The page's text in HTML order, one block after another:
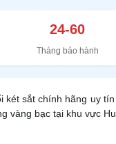
24-60
Tháng bảo hành
két sắt chính hãng uy
vàng bạc tại khu vực